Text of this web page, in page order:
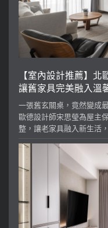
【室內設計推薦】
讓舊家具完美融入溫
一張舊玄關桌，竟然變成
歐德設計師宋思瑩為屋主
整，讓老家具融入新生活